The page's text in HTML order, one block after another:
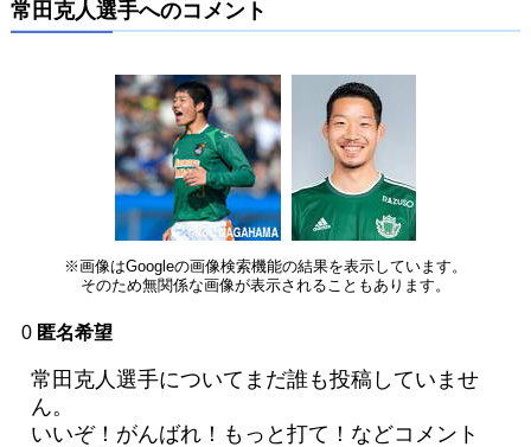
常田克人選手へのコメント
※画像はGoogleの画像検索機能の結果を表示しています。
そのため無関係な画像が表示されることもあります。
0 匿名希望
常田克人選手についてまだ誰も投稿していませ
ん。
いいぞ！がんばれ！もっと打て！などコメント